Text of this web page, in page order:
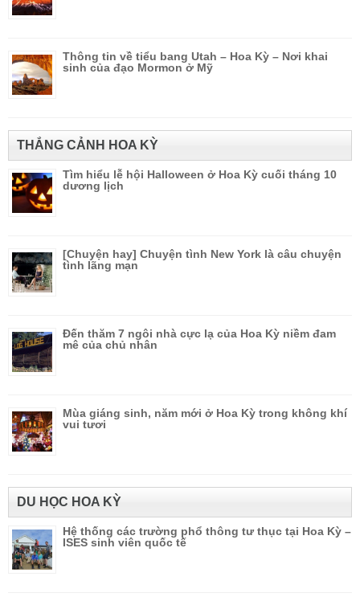
Thông tin về tiểu bang Utah – Hoa Kỳ – Nơi khai
sinh của đạo Mormon ở Mỹ
THẮNG CẢNH HOA KỲ
Tìm hiểu lễ hội Halloween ở Hoa Kỳ cuối tháng 10
dương lịch
[Chuyện hay] Chuyện tình New York là câu chuyện
tình lãng mạn
Đến thăm 7 ngôi nhà cực lạ của Hoa Kỳ niềm đam
mê của chủ nhân
Mùa giáng sinh, năm mới ở Hoa Kỳ trong không khí
vui tươi
DU HỌC HOA KỲ
Hệ thống các trường phổ thông tư thục tại Hoa Kỳ –
ISES sinh viên quốc tế